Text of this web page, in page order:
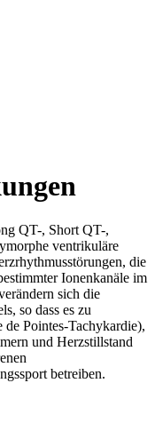
QT-, Short QT-,
ventrikuläre
die
Ionenkanäle im
sich die
so dass es zu
de Pointes-Tachykardie),
und Herzstillstand
betreiben.